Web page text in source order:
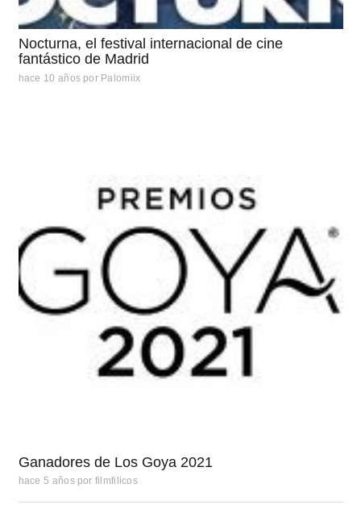
Nocturna, el festival internacional de cine
fantástico de Madrid
hace 10 años por Palomiix
Ganadores de Los Goya 2021
hace 5 años por filmfilicos